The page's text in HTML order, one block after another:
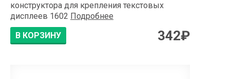
конструктора для крепления текстовых
дисплеев 1602 Подробнее
В КОРЗИНУ
342₽